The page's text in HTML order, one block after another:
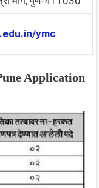
ymc
Application